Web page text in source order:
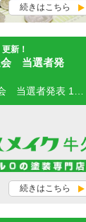
続きはこちら
新！
会 当選者発
続きはこちら